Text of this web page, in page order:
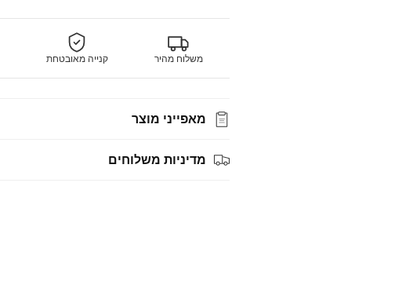
משלוח מהיר קנייה מאובטחת
מאפייני מוצר
מדיניות משלוחים